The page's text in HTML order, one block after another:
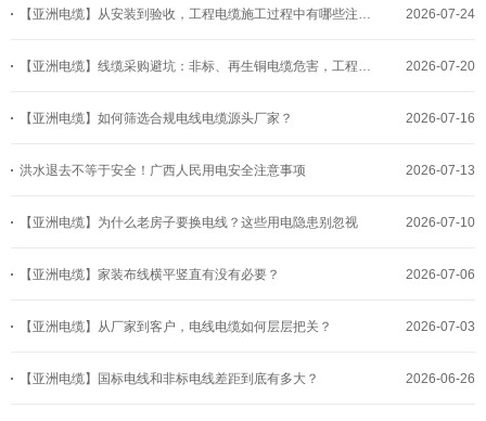
2026-07-24
2026-07-20
【亚洲电缆】如何筛选合规电线电缆源头厂家？ 2026-07-16
洪水退去不等于安全！广西人民用电安全注意事项 2026-07-13
【亚洲电缆】为什么老房子要换电线？这些用电隐患别忽视 2026-07-10
【亚洲电缆】家装布线横平竖直有没有必要？ 2026-07-06
【亚洲电缆】从厂家到客户，电线电缆如何层层把关？ 2026-07-03
【亚洲电缆】国标电线和非标电线差距到底有多大？ 2026-06-26